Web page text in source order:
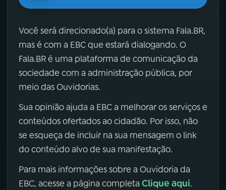
Você será direcionado(a) para o sistema Fala.BR,
mas é com a EBC que estará dialogando. O
Fala.BR é uma plataforma de comunicação da
sociedade com a administração pública, por
meio das Ouvidorias.
Sua opinião ajuda a EBC a melhorar os serviços e
conteúdos ofertados ao cidadão. Por isso, não
se esqueça de incluir na sua mensagem o link
do conteúdo alvo de sua manifestação.
Para mais informações sobre a Ouvidoria da
EBC, acesse a página completa Clique aqui.